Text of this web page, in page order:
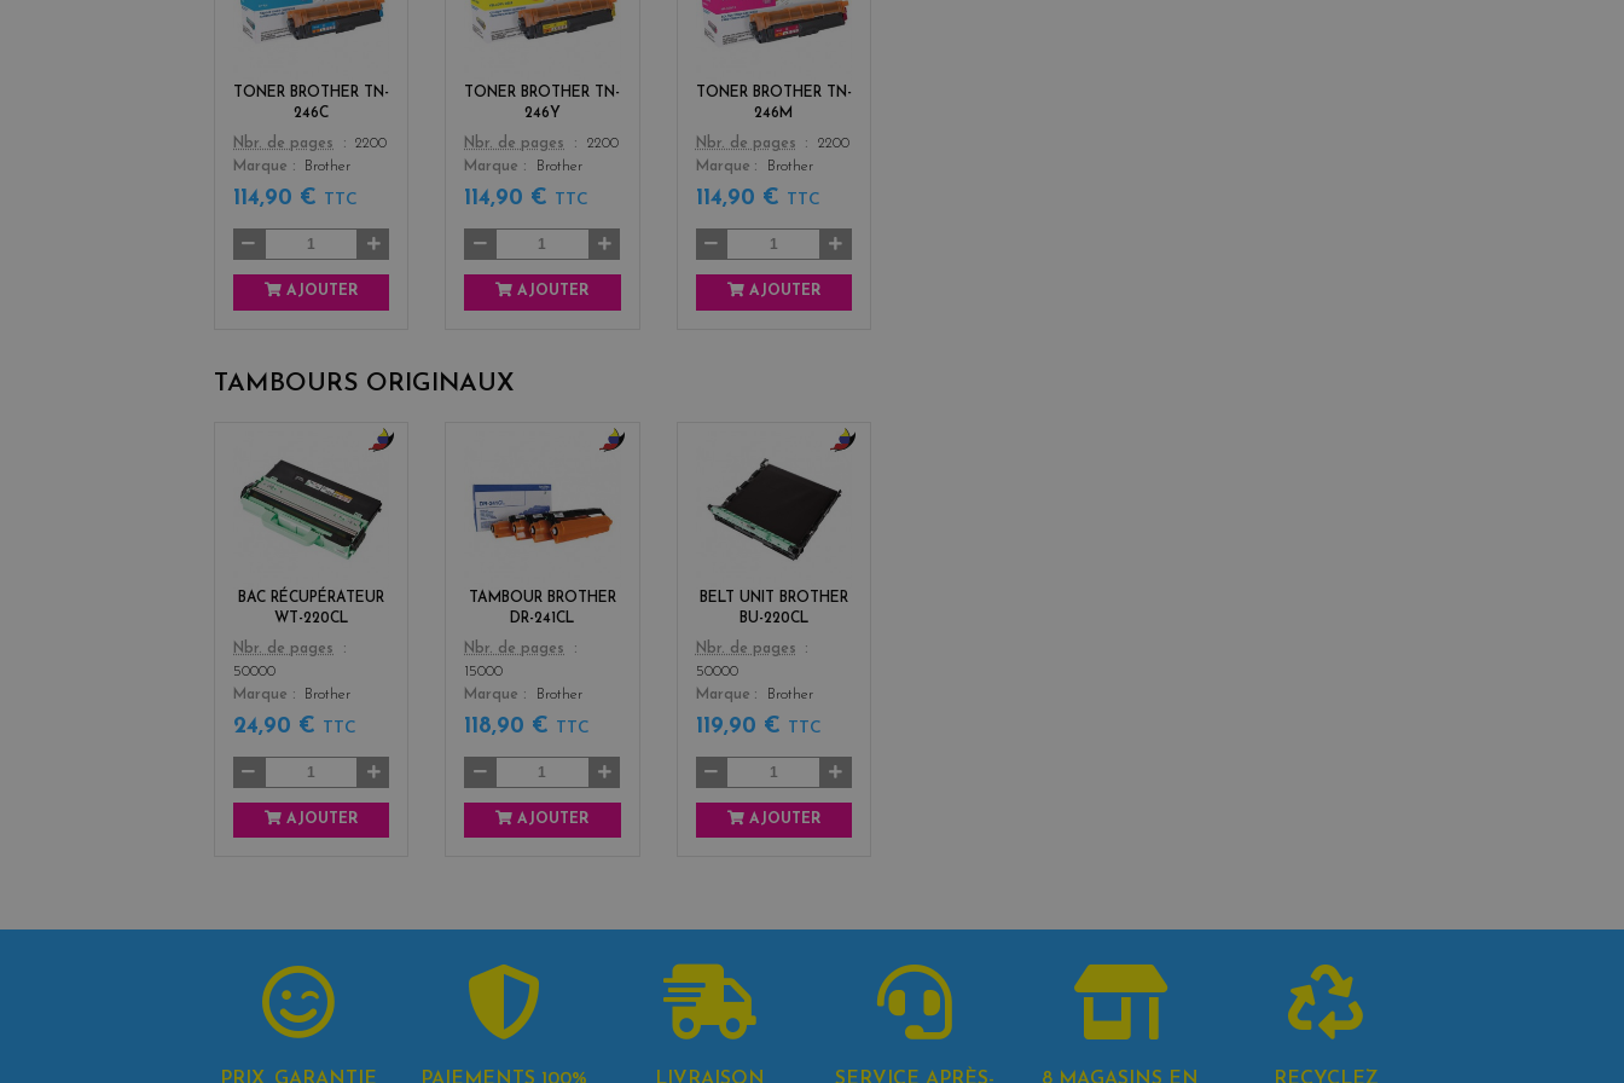
TONER BROTHER TN-
246C
Color
a
Nbr. de pages
2200
Marque
Brother
114,90 € TTC
AJOUTER
TONER BROTHER TN-
246Y
Color
l
Nbr. de pages
2200
Marque
Brother
114,90 € TTC
AJOUTER
TONER BROTHER TN-
246M
Color
g
e
a
Nbr. de pages
2200
Marque
Brother
114,90 € TTC
AJOUTER
TAMBOURS ORIGINAUX
BAC RÉCUPÉRATEUR
WT-220CL
Color
a
3
Nbr. de pages
50000
Marque
Brother
24,90 € TTC
AJOUTER
TAMBOUR BROTHER
DR-241CL
Color
a
c
3
Nbr. de pages
15000
Marque
Brother
118,90 € TTC
AJOUTER
BELT UNIT BROTHER
BU-220CL
Color
l
a
3
Nbr. de pages
50000
Marque
Brother
119,90 € TTC
AJOUTER